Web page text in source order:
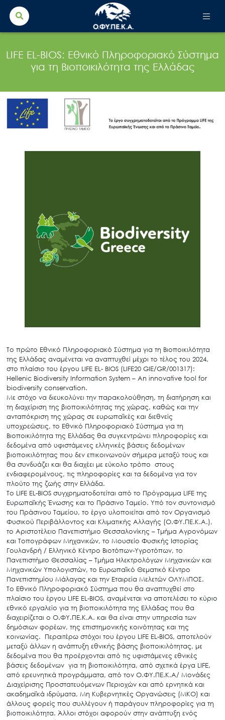
Search
for:
LIFE EL-BIOS: Εθνικό Πληροφοριακό Σύστημα
για τη Βιοποικιλότητα της Ελλάδας
Το πρώτο Εθνικό Πληροφοριακό Σύστημα για τη Βιοποικιλότητα
της Ελλάδας αναμένεται να αναπτυχθεί μέχρι το τέλος του 2024,
στο πλαίσιο του έργου LIFE EL- BIOS (LIFE20 GIE/GR/001317):
Hellenic Biodiversity Information System – An innovative tool for
biodiversity conservation.
Με στόχο να διευκολύνει την παρακολούθηση, τη διατήρηση και
τη διαχείριση της βιοποικιλότητας της χώρας, καθώς και την
ανταπόκριση της χώρας σε ευρωπαϊκές και διεθνείς
υποχρεώσεις, το Εθνικό Πληροφοριακό Σύστημα για τη
Βιοποικιλότητα της Ελλάδας θα συγκεντρώνει πληροφορίες και
δεδομένα από υφιστάμενες ελληνικές βάσεις δεδομένων
βιοποικιλότητας που δεν επικοινωνούν σήμερα μεταξύ τους και
θα συνδυάζει και θα διαχέει με εύκολο τρόπο στους
ενδιαφερομένους, τις πληροφορίες και τα δεδομένα για τον
πλούτο της ζωής στην Ελλάδα.
Το LIFE EL-BIOS συγχρηματοδοτείται από το Πρόγραμμα LIFE της
Ευρωπαϊκής Ένωσης και το Πράσινο Ταμείο. Υπό τον συντονισμό
του Πράσινου Ταμείου, το έργο υλοποιείται από τον Οργανισμό
Φυσικού Περιβάλλοντος και Κλιματικής Αλλαγής (Ο.ΦΥ.ΠΕ.Κ.Α.),
το Αριστοτέλειο Πανεπιστήμιο Θεσσαλονίκης – Τμήμα Αγρονόμων
και Τοπογράφων Μηχανικών, το Μουσείο Φυσικής Ιστορίας
Γουλανδρή / Ελληνικό Κέντρο Βιοτόπων-Υγροτόπων, το
Πανεπιστήμιο Θεσσαλίας – Τμήμα Ηλεκτρολόγων Μηχανικών και
Μηχανικών Υπολογιστών, το Ευρωπαϊκό Θεματικό Κέντρο
Πανεπιστημίου Μάλαγας και την Εταιρεία Μελετών ΟΛΥΜΠΟΣ.
Το Εθνικό Πληροφοριακό Σύστημα που θα αναπτυχθεί στο
πλαίσιο του έργου LIFE EL-BIOS, αναμένεται να αποτελέσει το κύριο
εθνικό εργαλείο για τη βιοποικιλότητα της Ελλάδας που θα
διαχειρίζεται ο Ο.ΦΥ.ΠΕ.Κ.Α. και θα είναι στην υπηρεσία των
δημόσιων φορέων, της επιστημονικής κοινότητας και της
κοινωνίας. Περαιτέρω στόχοι του έργου LIFE EL-BΙOS, αποτελούν
μεταξύ άλλων η ανάπτυξη εθνικής βάσης βιοποικιλότητας, με
δεδομένα που θα προέρχονται από τις υφιστάμενες εθνικές
βάσεις δεδομένων για τη βιοποικιλότητα, από σχετικά έργα LIFE,
από ερευνητικά προγράμματα, από τον Ο.ΦΥ.ΠΕ.Κ.Α/ Μονάδες
Διαχείρισης Προστατευόμενων Περιοχών και από ερνητικά και
ακαδημαϊκά ιδρύματα, Μη Κυβερνητικές Οργανώσεις (ΜΚΟ) και
άλλους φορείς που συλλέγουν ή παράγουν πληροφορίες για τη
βιοποικιλότητα. Άλλοι στόχοι αφορούν στην ανάπτυξη ενός